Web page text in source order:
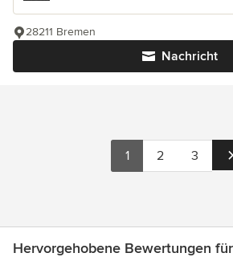
Nachricht
28211 Bremen
1 2 3
Hervorgehobene Bewertungen